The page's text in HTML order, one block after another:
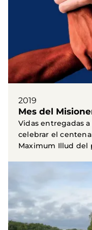
2019
Mes del
Vidas entregadas
celebrar el
Maximum Illud del